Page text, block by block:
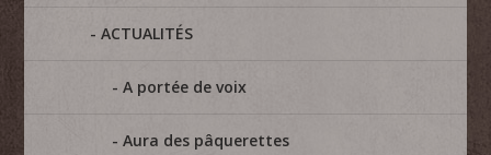
ACTUALITÉS
A portée de voix
Aura des pâquerettes